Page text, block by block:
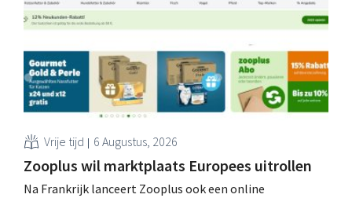
Vrije tijd 6 Augustus, 2026
Zooplus wil marktplaats Europees uitrollen
Na Frankrijk lanceert Zooplus ook een online